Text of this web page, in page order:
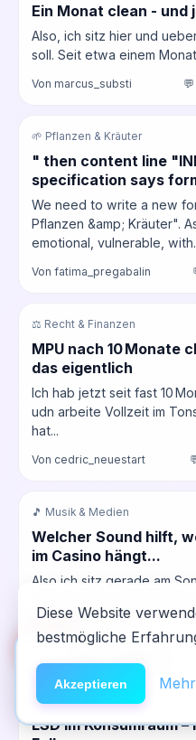
Ein Monat clean - und
Also, ich sitz hier und
soll. Seit etwa einem
Von marcus_substi
🌱 Pflanzen & Kräuter
" then content line
specification says
We need to write a new
Pflanzen &amp; Kräuter".
emotional, vulnerable,
Von fatima_pregabalin
⚖️ Recht & Finanzen
MPU nach 10 Monate
das eigentlich
Ich hab jetzt seit fast 10
udn arbeite Vollzeit im
hat...
Von cedric_neuestart
🎵 Musik & Medien
Welcher Sound hilft,
im Casino hängt...
Also ich sitz gerade am
ich hab das alte...
Von blume 💬 0 ·
🌈 LSD
LSD im Konsumraum
🆘Hilfe
NeelixberliN auf dem
wie eine echte App.
Diese Website
bestmögliche
Akzeptieren